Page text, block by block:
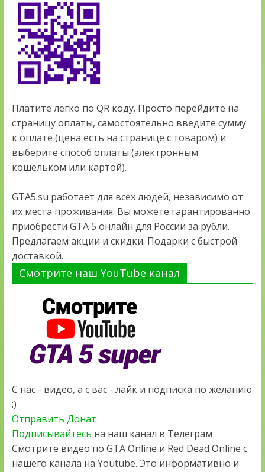
Платите легко по QR коду. Просто перейдите на
страницу оплаты, самостоятельно введите сумму
к оплате (цена есть на странице с товаром) и
выберите способ оплаты (электронным
кошельком или картой).
GTA5.su работает для всех людей, независимо от
их места проживания. Вы можете гарантированно
приобрести GTA 5 онлайн для России за рубли.
Предлагаем акции и скидки. Подарки с быстрой
доставкой.
Смотрите наш YouTube канал
С нас - видео, а с вас - лайк и подписка по желанию
:)
Отправить Донат
Подписывайтесь на наш канал в Телеграм
Смотрите видео по GTA Online и Red Dead Online с
нашего канала на Youtube. Это информативно и